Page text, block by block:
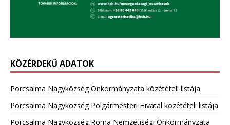
KÖZÉRDEKŰ ADATOK
Porcsalma Nagyközség Önkormányzata közétételi listája
Porcsalma Nagyközség Polgármesteri Hivatal közétételi listája
Porcsalma Nagyközség Roma Nemzetiségi Önkormányzata